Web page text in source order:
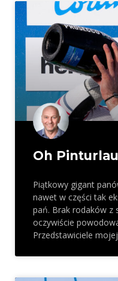
Oh
Piątkowy gigant
nawet w części tak
pań. Brak rodaków z
oczywiście
Przedstawiciele